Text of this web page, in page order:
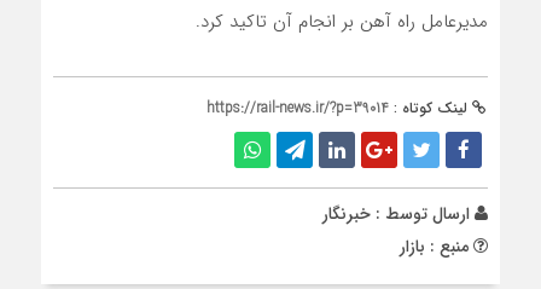
مدیرعامل راه آهن بر انجام آن تاکید کرد.
لینک کوتاه : https://rail-news.ir/?p=39014
ارسال توسط : خبرنگار
منبع : بازار